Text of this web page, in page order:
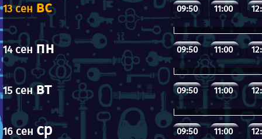
13 сен вс 09:50 11:00
14 сен пн 09:50 11:00
15 сенвт 09:50 11:00
16 сен ср 09:50 11:00